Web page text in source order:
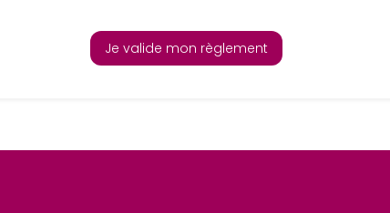
Je valide mon règlement